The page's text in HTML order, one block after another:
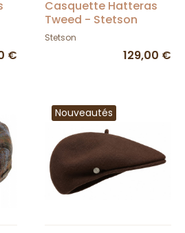
tête au chaud en faisant son
travail... Selon la matière et
, il pourra, par exemple, le porter
logique, plus il est épais plus il
€
Casquette Hatteras
Tweed - Stetson
Stetson
129,00 €
Nouveautés